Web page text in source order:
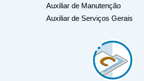
Auxiliar de Manutenção
Auxiliar de Serviços Gerais